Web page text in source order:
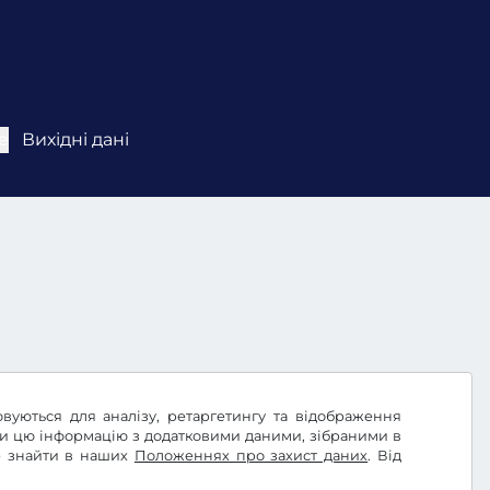
для аналізу, ретаргетингу та відображення
цю інформацію з додатковими даними, зібраними в
знайти в наших Положеннях про захист даних. Від
Вихідні дані